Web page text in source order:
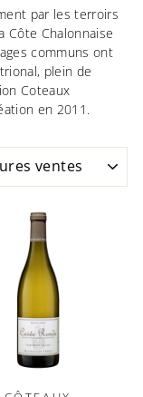
par les terroirs
Côte Chalonnaise
communs ont
plein de
Coteaux
en 2011.